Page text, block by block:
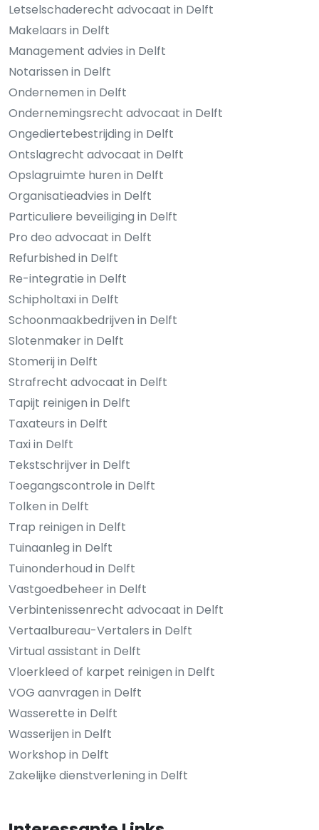
Letselschaderecht advocaat in Delft
Makelaars in Delft
Management advies in Delft
Notarissen in Delft
Ondernemen in Delft
Ondernemingsrecht advocaat in Delft
Ongediertebestrijding in Delft
Ontslagrecht advocaat in Delft
Opslagruimte huren in Delft
Organisatieadvies in Delft
Particuliere beveiliging in Delft
Pro deo advocaat in Delft
Refurbished in Delft
Re-integratie in Delft
Schipholtaxi in Delft
Schoonmaakbedrijven in Delft
Slotenmaker in Delft
Stomerij in Delft
Strafrecht advocaat in Delft
Tapijt reinigen in Delft
Taxateurs in Delft
Taxi in Delft
Tekstschrijver in Delft
Toegangscontrole in Delft
Tolken in Delft
Trap reinigen in Delft
Tuinaanleg in Delft
Tuinonderhoud in Delft
Vastgoedbeheer in Delft
Verbintenissenrecht advocaat in Delft
Vertaalbureau-Vertalers in Delft
Virtual assistant in Delft
Vloerkleed of karpet reinigen in Delft
VOG aanvragen in Delft
Wasserette in Delft
Wasserijen in Delft
Workshop in Delft
Zakelijke dienstverlening in Delft